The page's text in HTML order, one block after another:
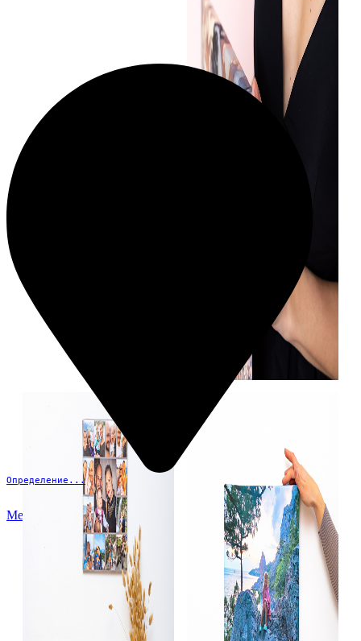
Определение...
Меню